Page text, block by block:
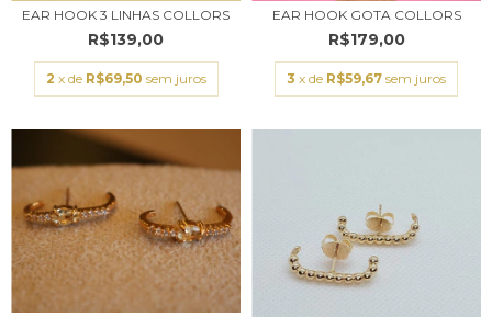
EAR HOOK 3 LINHAS COLLORS
R$139,00
2 x de R$69,50 sem juros
EAR HOOK GOTA COLLORS
R$179,00
3 x de R$59,67 sem juros